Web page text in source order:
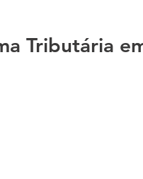
Tributária